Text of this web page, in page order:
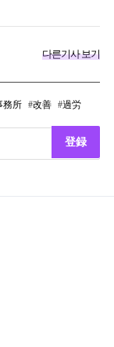
다른기사 보기
務所 改善 過労
登録